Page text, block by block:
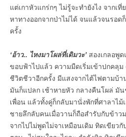
แต่เกาหัวแกร่กๆ ไม่รู้จะทำยังไง จากเ
หาทางออกจากป่าไม่ได้ จนแล้วจนรอด
ครั้ง
‘อ้าว.. ไหงมาโผล่ที่เดิมวะ’ สองเกลอพู
ขอบฟ้าไปแล้ว ความมืดเริ่มเข้าปกคลุ
ชีวิตชีวาอีกครั้ง มีแสงจากไต้ไฟตามบ้
มันก็แปลก เช้าหายหัว กลางคืนโผล่ มัน
เพื่อน แล้วทั้งคู่ก็กลับมานั่งพักที่ศาลาไม้
ชายลึกลับคนเมื่อวานก็ถือสำรับกับข้าว
จากไปไม่พูดไม่จาเหมือนเดิม ทิดเขียว